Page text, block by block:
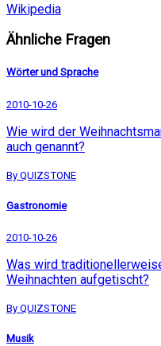
Wikipedia
Ähnliche Fragen
Wörter und Sprache
2010-10-26
Wie wird der
auch genannt?
By QUIZSTONE
Gastronomie
2010-10-26
Was wird
Weihnachten aufgetischt?
By QUIZSTONE
Musik